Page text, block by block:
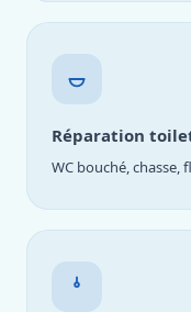
Réparation
WC bouché,